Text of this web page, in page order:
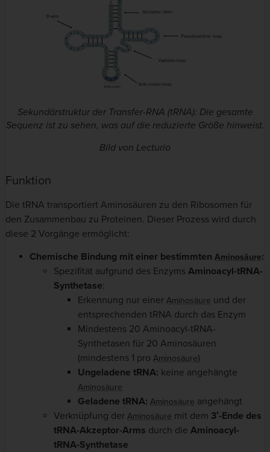
Sekundärstruktur der Transfer-RNA (tRNA): Die gesamte
Sequenz ist zu sehen, was auf die reduzierte Größe hinweist.
Bild von Lecturio
Funktion
Die tRNA transportiert Aminosäuren zu den Ribosomen für
den Zusammenbau zu Proteinen. Dieser Prozess wird durch
diese 2 Vorgänge ermöglicht:
Chemische Bindung mit einer bestimmten Aminosäure:
Spezifität aufgrund des Enzyms Aminoacyl-tRNA-
Synthetase:
Erkennung nur einer Aminosäure und der
entsprechenden tRNA durch das Enzym
Mindestens 20 Aminoacyl-tRNA-
Synthetasen für 20 Aminosäuren
(mindestens 1 pro Aminosäure)
Ungeladene tRNA: keine angehängte
Aminosäure
Geladene tRNA: Aminosäure angehängt
Verknüpfung der Aminosäure mit dem 3′-Ende des
tRNA-Akzeptor-Arms durch die Aminoacyl-
tRNA-Synthetase